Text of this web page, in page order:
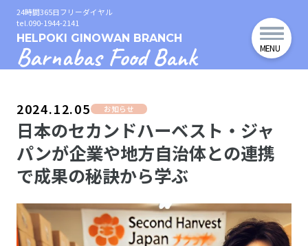
24時間365日フリーダイヤル
tel.090-1944-2141
HELPOKI GINOWAN BRANCH
Barnabas Food Bank MENU
2024.12.05 お知らせ
日本のセカンドハーベスト・ジャ
パンが企業や地方自治体との連携
で成果の秘訣から学ぶ